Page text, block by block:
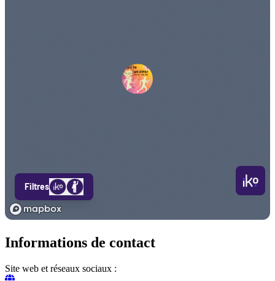
Informations de contact
Site web et réseaux sociaux :